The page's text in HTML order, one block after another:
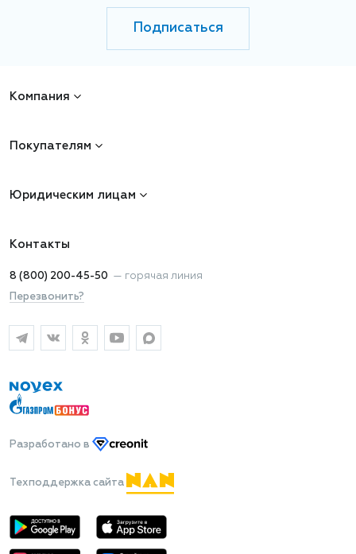
Подписаться
Компания
Покупателям
Юридическим лицам
Контакты
8 (800) 200-45-50 — горячая линия
Перезвонить?
Разработано в
Техподдержка сайта